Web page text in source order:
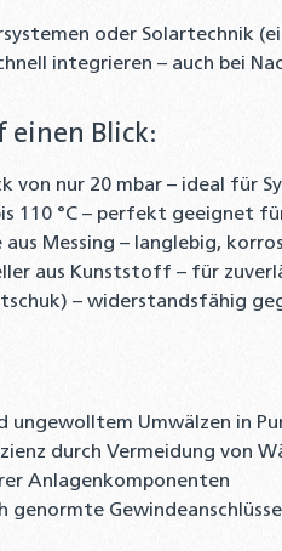
oder Solartechnik
integrieren – auch bei
einen Blick:
von nur 20 mbar – ideal für
110 °C – perfekt geeignet
aus Messing – langlebig,
aus Kunststoff – für
– widerstandsfähig
ungewolltem Umwälzen in
durch Vermeidung von
Anlagenkomponenten
genormte Gewindeanschlüsse